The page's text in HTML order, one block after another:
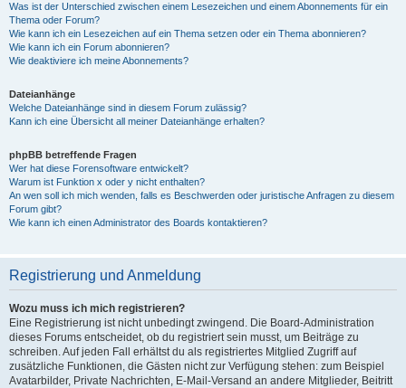
Was ist der Unterschied zwischen einem Lesezeichen und einem Abonnements für ein
Thema oder Forum?
Wie kann ich ein Lesezeichen auf ein Thema setzen oder ein Thema abonnieren?
Wie kann ich ein Forum abonnieren?
Wie deaktiviere ich meine Abonnements?
Dateianhänge
Welche Dateianhänge sind in diesem Forum zulässig?
Kann ich eine Übersicht all meiner Dateianhänge erhalten?
phpBB betreffende Fragen
Wer hat diese Forensoftware entwickelt?
Warum ist Funktion x oder y nicht enthalten?
An wen soll ich mich wenden, falls es Beschwerden oder juristische Anfragen zu diesem
Forum gibt?
Wie kann ich einen Administrator des Boards kontaktieren?
Registrierung und Anmeldung
Wozu muss ich mich registrieren?
Eine Registrierung ist nicht unbedingt zwingend. Die Board-Administration
dieses Forums entscheidet, ob du registriert sein musst, um Beiträge zu
schreiben. Auf jeden Fall erhältst du als registriertes Mitglied Zugriff auf
zusätzliche Funktionen, die Gästen nicht zur Verfügung stehen: zum Beispiel
Avatarbilder, Private Nachrichten, E-Mail-Versand an andere Mitglieder, Beitritt